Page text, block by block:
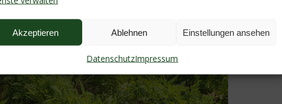
Akzeptieren Ablehnen Einstellungen ansehen
DatenschutzImpressum